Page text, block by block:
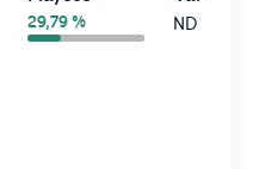
29,79 %
ND